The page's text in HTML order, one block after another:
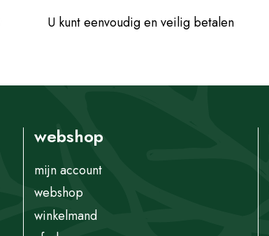
U kunt eenvoudig en veilig betalen
webshop
mijn account
webshop
winkelmand